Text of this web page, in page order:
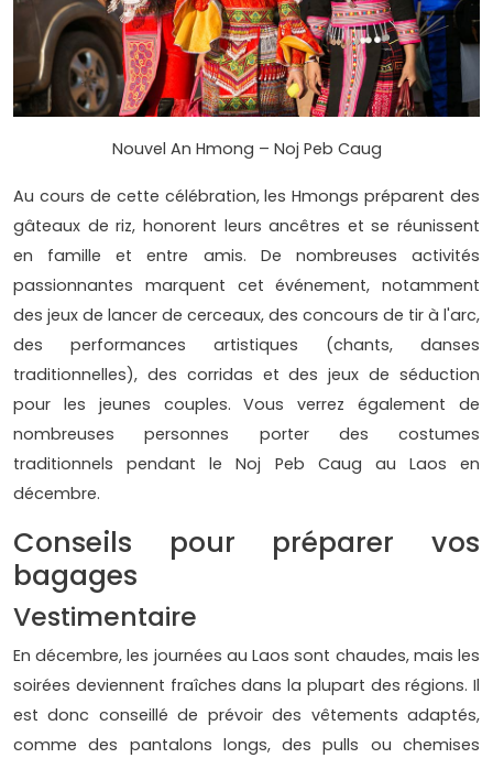
Nouvel An Hmong – Noj Peb Caug
Au cours de cette célébration, les Hmongs préparent des
gâteaux de riz, honorent leurs ancêtres et se réunissent
en famille et entre amis. De nombreuses activités
passionnantes marquent cet événement, notamment
des jeux de lancer de cerceaux, des concours de tir à l'arc,
des performances artistiques (chants, danses
traditionnelles), des corridas et des jeux de séduction
pour les jeunes couples. Vous verrez également de
nombreuses personnes porter des costumes
traditionnels pendant le Noj Peb Caug au Laos en
décembre.
Conseils pour préparer vos
bagages
Vestimentaire
En décembre, les journées au Laos sont chaudes, mais les
soirées deviennent fraîches dans la plupart des régions. Il
est donc conseillé de prévoir des vêtements adaptés,
comme des pantalons longs, des pulls ou chemises